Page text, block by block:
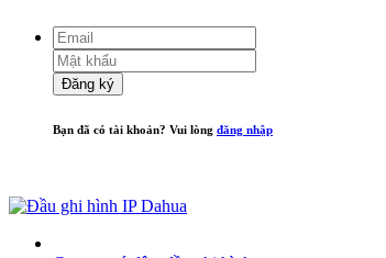
Đăng ký
Bạn đã có tài khoản? Vui lòng đăng nhập